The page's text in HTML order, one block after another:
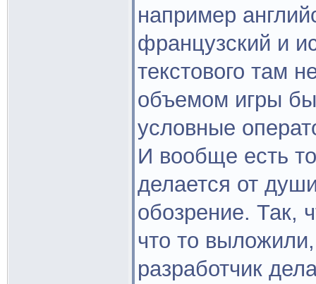
например
французский и
текстового там
объемом игры
условные
И вообще есть
делается от
обозрение. Так,
что то
разработчик